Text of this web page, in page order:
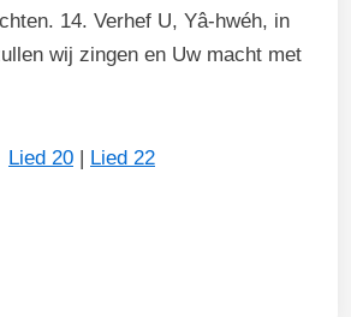
14. Verhef U, Yâ-hwéh, in
wij zingen en Uw macht met
Lied 20 | Lied 22